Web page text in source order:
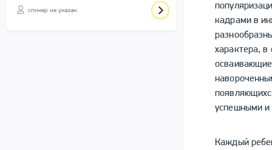
спикер не указан
кадрами в
характера, в
осваивающие
успешными и
Каждый